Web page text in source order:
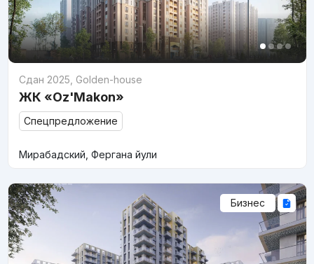
Сдан 2025 Golden-house
ЖК «Oz'Makon»
Спецпредложение
Мирабадский, Фергана йули
Бизнес